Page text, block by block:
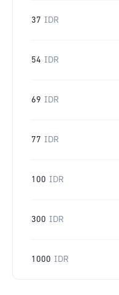
37 IDR
54 IDR
69 IDR
77 IDR
100 IDR
300 IDR
1000 IDR